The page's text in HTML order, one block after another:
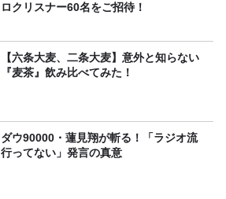
ロクリスナー60名をご招待！
【六条大麦、二条大麦】意外と知らない
『麦茶』飲み比べてみた！
ダウ90000・蓮見翔が斬る！「ラジオ流
行ってない」発言の真意